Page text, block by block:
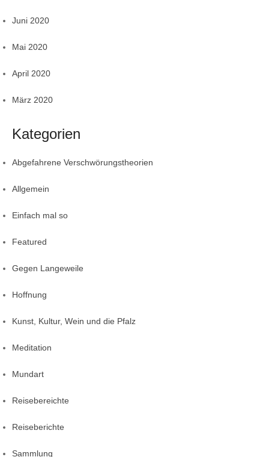
Juni 2020
Mai 2020
April 2020
März 2020
Kategorien
Abgefahrene Verschwörungstheorien
Allgemein
Einfach mal so
Featured
Gegen Langeweile
Hoffnung
Kunst, Kultur, Wein und die Pfalz
Meditation
Mundart
Reisebereichte
Reiseberichte
Sammlung